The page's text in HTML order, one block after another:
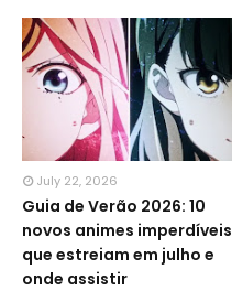
July 22, 2026
Guia de Verão 2026: 10
novos animes imperdíveis
que estreiam em julho e
onde assistir